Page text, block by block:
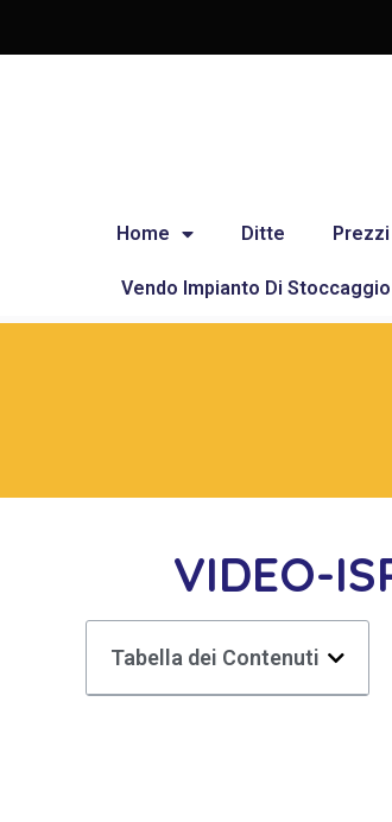
Home Ditte Prezzi
Vendo Impianto Di Stoccaggio
VIDEO-
Tabella dei Contenuti